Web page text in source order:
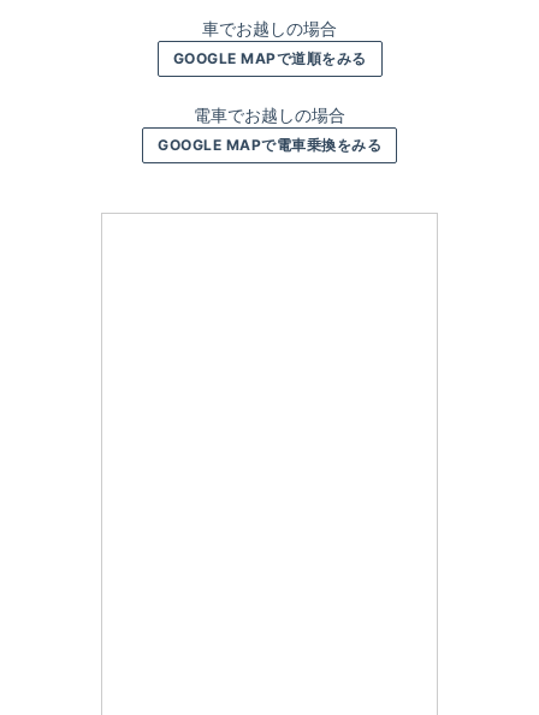
車でお越しの場合
GOOGLE MAPで道順をみる
電車でお越しの場合
GOOGLE MAPで電車乗換をみる